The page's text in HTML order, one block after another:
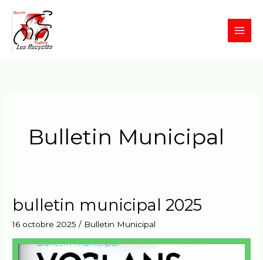
Aller
contenu
Bulletin Municipal
bulletin municipal 2025
16 octobre 2025/ Bulletin Municipal
bulletin